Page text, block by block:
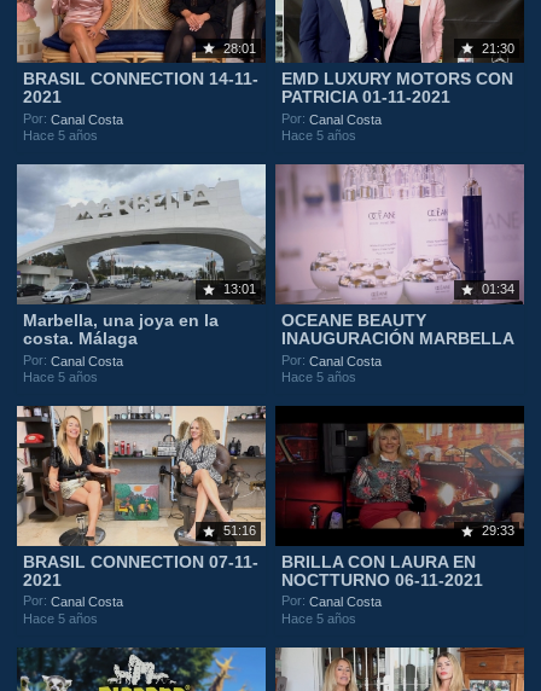
28:01
BRASIL CONNECTION 14-11-
2021
Por:Canal Costa
Hace 5 años
21:30
EMD LUXURY MOTORS CON
PATRICIA 01-11-2021
Por:Canal Costa
Hace 5 años
13:01
Marbella, una joya en la
costa. Málaga
Por:Canal Costa
Hace 5 años
01:34
OCEANE BEAUTY
INAUGURACIÓN MARBELLA
Por:Canal Costa
Hace 5 años
51:16
BRASIL CONNECTION 07-11-
2021
Por:Canal Costa
Hace 5 años
29:33
BRILLA CON LAURA EN
NOCTTURNO 06-11-2021
Por:Canal Costa
Hace 5 años